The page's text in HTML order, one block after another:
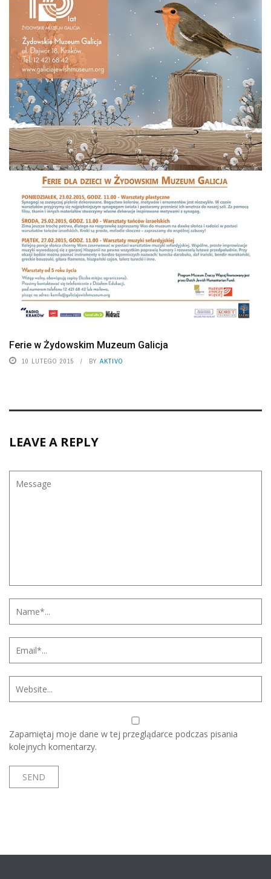
Ferie w Żydowskim Muzeum Galicja
10 LUTEGO 2015 BY AKTIVO
LEAVE A REPLY
Zapamiętaj moje dane w tej przeglądarce podczas pisania
kolejnych komentarzy.